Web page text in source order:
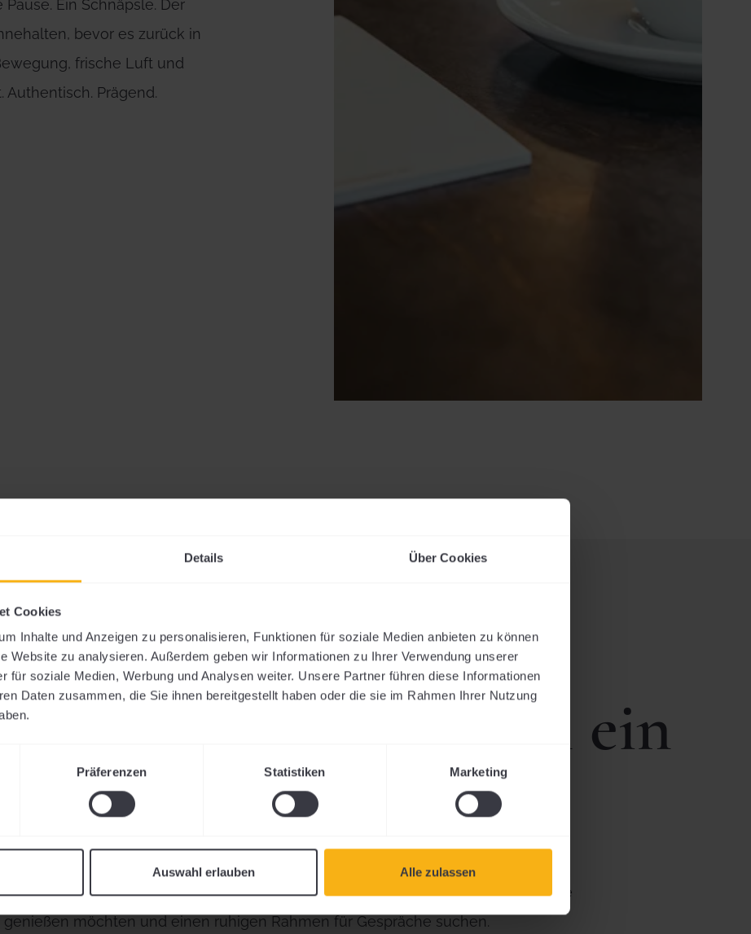
Details Über Cookies
Cookies
Inhalte und Anzeigen zu personalisieren, Funktionen für soziale Medien anbieten zu können
Website zu analysieren. Außerdem geben wir Informationen zu Ihrer Verwendung unserer
für soziale Medien, Werbung und Analysen weiter. Unsere Partner führen diese Informationen
Daten zusammen, die Sie ihnen bereitgestellt haben oder die sie im Rahmen Ihrer Nutzung
Präferenzen Statistiken Marketing
Auswahl erlauben Alle zulassen
Ein Schnäpsle. Der
bevor es zurück in
frische Luft und
Prägend.
– FELLBACHER WEINGÄRTNER
der Region ein
Zuhause hat.
nur Sorten zeigt. Sondern Landschaft, Handwerk und Charakter. Für Gruppen, die
möchten und einen ruhigen Rahmen für Gespräche suchen.